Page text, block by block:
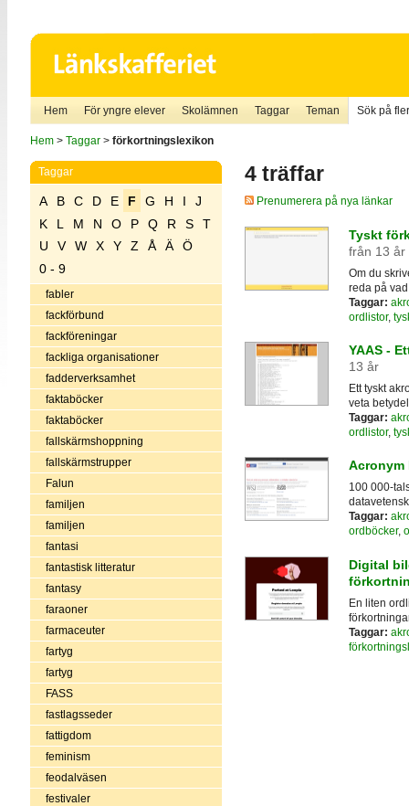
Hem För yngre elever Skolämnen Taggar Teman Sök på
Hem> Taggar> förkortningslexikon
Taggar
A B C D E F G H I
J
K
L M N O P Q R S
T
U
V W X Y Z Å Ä
Ö
0 - 9
fabler
fackförbund
fackföreningar
fackliga organisationer
fadderverksamhet
faktaböcker
faktaböcker
fallskärmshoppning
fallskärmstrupper
Falun
familjen
familjen
fantasi
fantastisk litteratur
fantasy
faraoner
farmaceuter
fartyg
fartyg
FASS
fastlagsseder
fattigdom
feminism
feodalväsen
festivaler
4 träffar
Prenumerera på nya länkar
Tyskt
från 13 år
Om du
reda på
Taggar:
ordlistor,
YAAS -
13 år
Ett tyskt
veta
Taggar:
ordlistor,
Acronym
100 000-
Taggar:
ordböcker,
Digital
En liten
Taggar: